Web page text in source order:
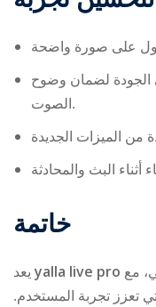
لضمان وضوح
الصوت.
خاتمة
yalla live pro
تعزز تجربة المستخدم.